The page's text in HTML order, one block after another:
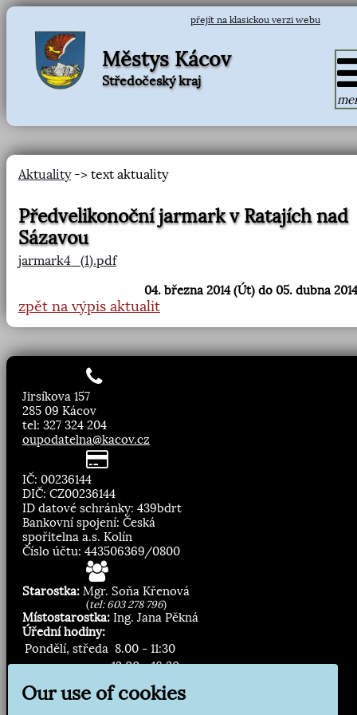
přejít na klasickou verzi webu
Městys Kácov
Středočeský kraj
Aktuality-> text aktuality
Předvelikonoční jarmark v Ratajích nad
Sázavou
jarmark4_(1).pdf
04. března 2014 (Út) do 05. dubna
zpět na výpis aktualit
Jirsíkova 157
285 09 Kácov
tel: 327 324 204
oupodatelna@kacov.cz
IČ: 00236144
DIČ: CZ00236144
ID datové schránky: 439bdrt
Bankovní spojení: Česká
spořitelna a.s. Kolín
Číslo účtu: 443506369/0800
Starostka: Mgr. Soňa Křenová
(tel: 603 278 796)
Místostarostka: Ing. Jana Pěkná
Úřední hodiny:
Pondělí, středa 8.00 - 11:30
13:00 - 16:30
Our use of cookies